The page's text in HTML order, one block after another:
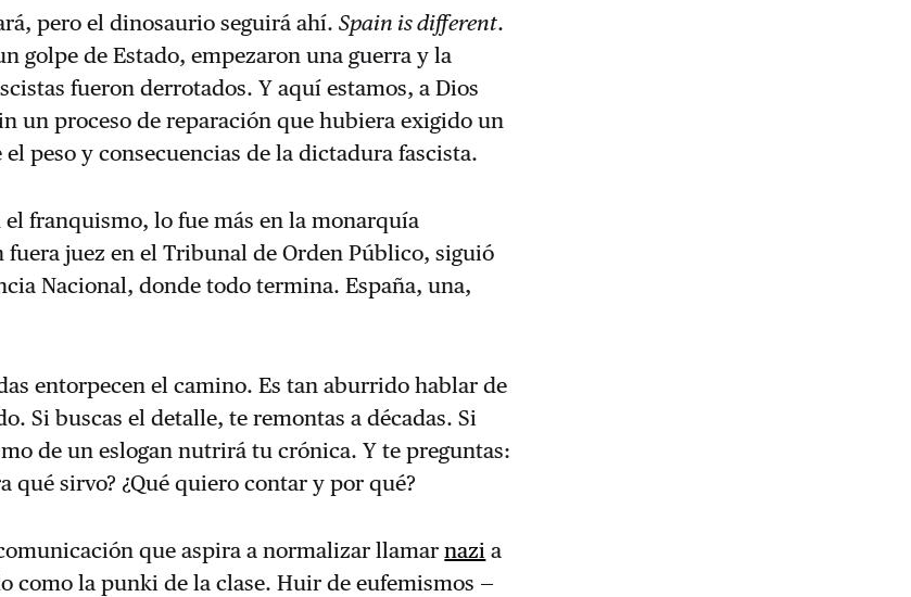
pero el dinosaurio seguirá ahí.Spain is different.
golpe de Estado, empezaron una guerra y la
fueron derrotados. Y aquí estamos, a Dios
un proceso de reparación que hubiera exigido un
peso y consecuencias de la dictadura fascista.
franquismo, lo fue más en la monarquía
juez en el Tribunal de Orden Público, siguió
Nacional, donde todo termina. España, una,
entorpecen el camino. Es tan aburrido hablar de
Si buscas el detalle, te remontas a décadas. Si
de un eslogan nutrirá tu crónica. Y te preguntas:
qué sirvo? ¿Qué quiero contar y por qué?
que aspira a normalizar llamarnazi a
como la punki de la clase. Huir de eufemismos —